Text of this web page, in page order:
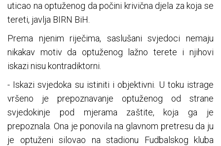
uticao na optuženog da počini krivična djela za koja se
tereti, javlja BIRN BiH.
Prema njenim riječima, saslušani svjedoci nemaju
nikakav motiv da optuženog lažno terete i njihovi
iskazi nisu kontradiktorni.
- Iskazi svjedoka su istiniti i objektivni. U toku istrage
vršeno je prepoznavanje optuženog od strane
svjedokinje pod mjerama zaštite, koja ga je
prepoznala. Ona je ponovila na glavnom pretresu da ju
je optuženi silovao na stadionu Fudbalskog kluba